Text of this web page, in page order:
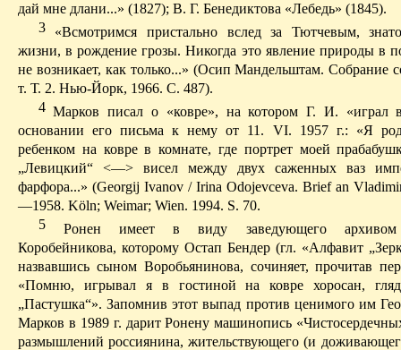
дай мне длани...» (1827); В. Г. Бенедиктова «Лебедь» (1845).
3«Всмотримся пристально вслед за Тютчевым,
жизни, в рождение грозы. Никогда это явление природы в
не возникает, как только...» (Осип Мандельштам. Собрание
т. Т. 2. Нью-Йорк, 1966. С. 487).
4Марков писал о «ковре», на котором Г. И. «играл в
основании его письма к нему от 11. VI. 1957 г.: «Я
ребенком на ковре в комнате, где портрет моей
„Левицкий“ <—> висел между двух саженных ваз
фарфора...» (Georgij Ivanov / Irina Odojevceva. Brief an
—1958. Köln; Weimar; Wien. 1994. S. 70.
5
Ронен имеет в виду заведующего архивом
Коробейникова, которому Остап Бендер (гл. «Алфавит
назвавшись сыном Воробьянинова, сочиняет, прочитав
«Помню, игрывал я в гостиной на коврехоросан,
„Пастушка“». Запомнив этот выпад против ценимого им
Марков в 1989 г. даритРонену машинопись
размышлений россиянина, жительствующего (и